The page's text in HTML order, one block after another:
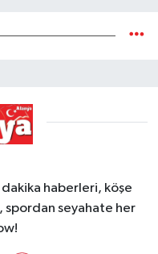
haberleri, köşe
spordan seyahate her